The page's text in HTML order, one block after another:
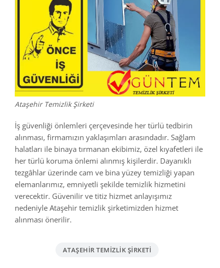
Ataşehir Temizlik Şirketi
İş güvenliği önlemleri çerçevesinde her türlü tedbirin
alınması, firmamızın yaklaşımları arasındadır. Sağlam
halatları ile binaya tırmanan ekibimiz, özel kıyafetleri ile
her türlü koruma önlemi alınmış kişilerdir. Dayanıklı
tezgâhlar üzerinde cam ve bina yüzey temizliği yapan
elemanlarımız, emniyetli şekilde temizlik hizmetini
verecektir. Güvenilir ve titiz hizmet anlayışımız
nedeniyle Ataşehir temizlik şirketimizden hizmet
alınması önerilir.
ATAŞEHIR TEMIZLIK ŞIRKETI